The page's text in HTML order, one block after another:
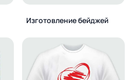
Изготовление бейджей